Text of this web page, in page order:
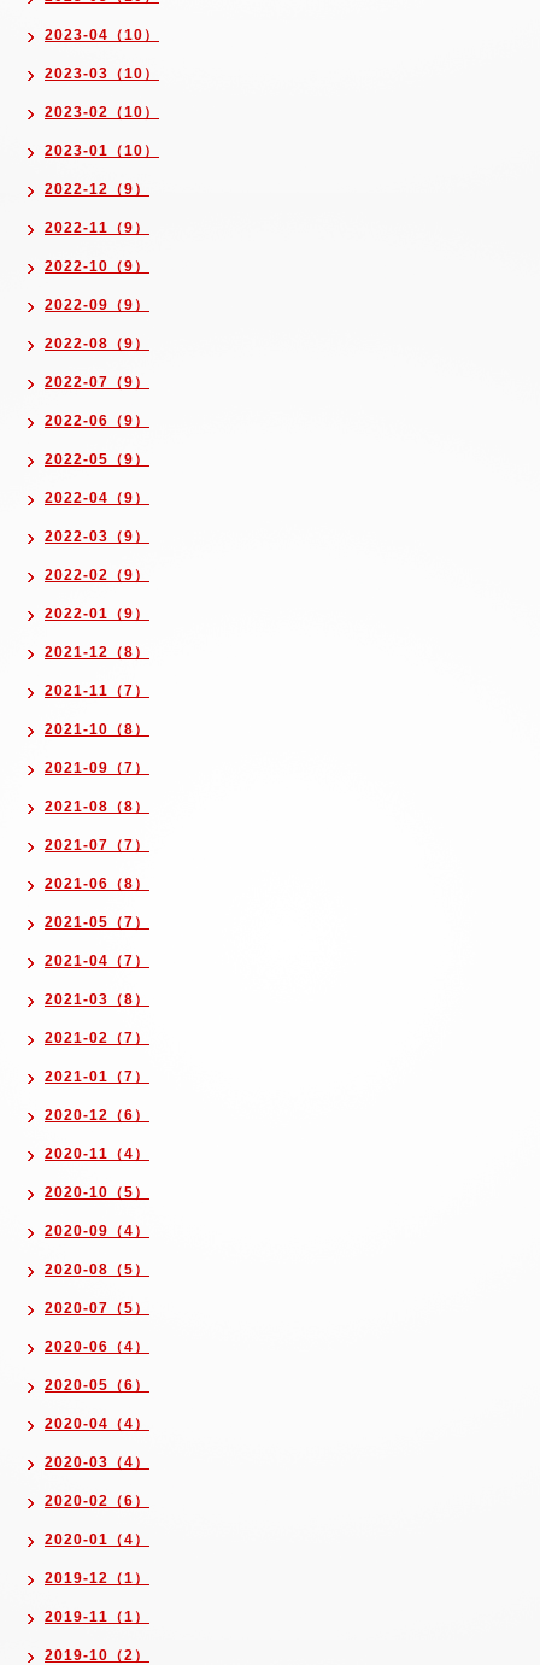
2023-04（10）
2023-03（10）
2023-02（10）
2023-01（10）
2022-12（9）
2022-11（9）
2022-10（9）
2022-09（9）
2022-08（9）
2022-07（9）
2022-06（9）
2022-05（9）
2022-04（9）
2022-03（9）
2022-02（9）
2022-01（9）
2021-12（8）
2021-11（7）
2021-10（8）
2021-09（7）
2021-08（8）
2021-07（7）
2021-06（8）
2021-05（7）
2021-04（7）
2021-03（8）
2021-02（7）
2021-01（7）
2020-12（6）
2020-11（4）
2020-10（5）
2020-09（4）
2020-08（5）
2020-07（5）
2020-06（4）
2020-05（6）
2020-04（4）
2020-03（4）
2020-02（6）
2020-01（4）
2019-12（1）
2019-11（1）
2019-10（2）